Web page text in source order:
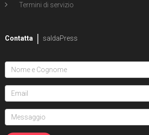
Termini di servizio
Contatta saldaPress